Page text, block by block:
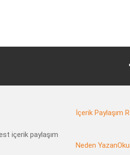
içerik paylaşım
İçerik Paylaşım
Neden